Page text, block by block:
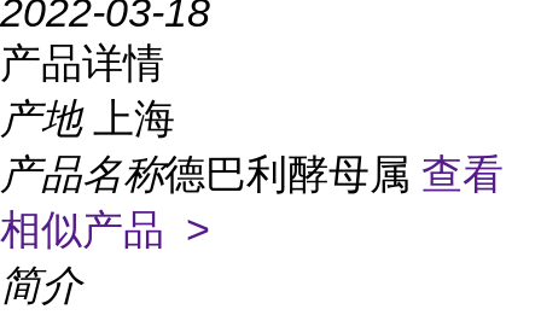
2022-03-18
产品详情
产地
上海
产品名称德巴利酵母属 查看
相似产品 >
简介